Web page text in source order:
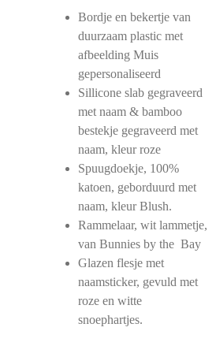
Bordje en bekertje van
duurzaam plastic met
afbeelding Muis
gepersonaliseerd
Sillicone slab gegraveerd
met naam & bamboo
bestekje gegraveerd met
naam, kleur roze
Spuugdoekje, 100%
katoen, geborduurd met
naam, kleur Blush.
Rammelaar, wit lammetje,
van Bunnies by the Bay
Glazen flesje met
naamsticker, gevuld met
roze en witte
snoephartjes.